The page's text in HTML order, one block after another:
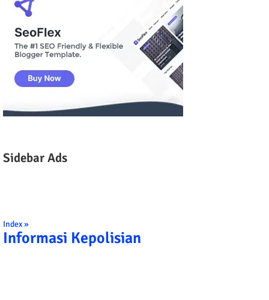
Sidebar Ads
Index »
Informasi Kepolisian